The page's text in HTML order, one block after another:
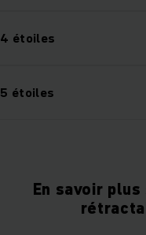
4 étoiles
5 étoiles
En savoir